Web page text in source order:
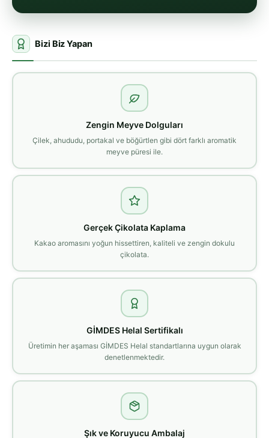
Bizi Biz Yapan
Zengin Meyve Dolguları
Çilek, ahududu, portakal ve böğürtlen gibi dört farklı aromatik
meyve püresi ile.
Gerçek Çikolata Kaplama
Kakao aromasını yoğun hissettiren, kaliteli ve zengin dokulu
çikolata.
GİMDES Helal Sertifikalı
Üretimin her aşaması GİMDES Helal standartlarına uygun olarak
denetlenmektedir.
Şık ve Koruyucu Ambalaj